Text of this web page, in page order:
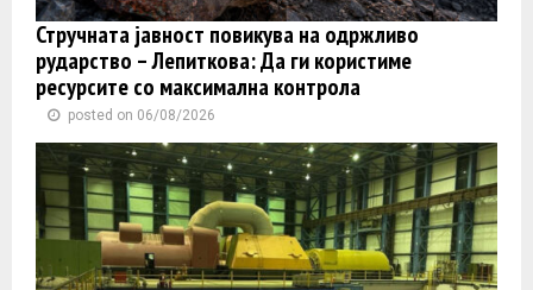
Стручната јавност повикува на одржливо
рударство – Лепиткова: Да ги користиме
ресурсите со максимална контрола
posted on 06/08/2026